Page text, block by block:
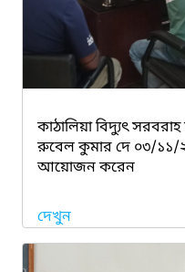
কাঠালিয়া বিদ্যুৎ
রুবেল কুমার দে ০৩/১১/
আয়োজন করেন
দেখুন